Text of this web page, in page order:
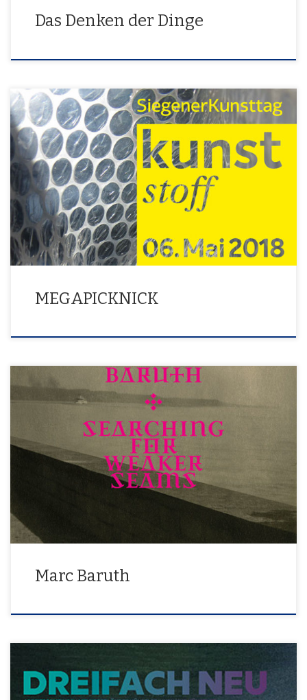
Das Denken der Dinge
Ein partizipatives Bild
MEGAPICKNICK
Searching For Weaker Seams Fotografien
Marc Baruth